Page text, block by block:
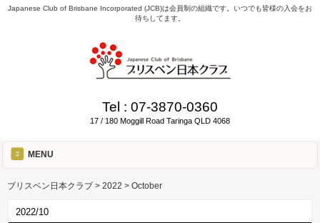
Japanese Club of Brisbane Incorporated (JCB)は会員制の組織です。いつでも皆様の入会をお
待ちしてます。
Tel : 07-3870-0360
17 / 180 Moggill Road Taringa QLD 4068
MENU
ブリスベン日本クラブ > 2022 > October
2022/10